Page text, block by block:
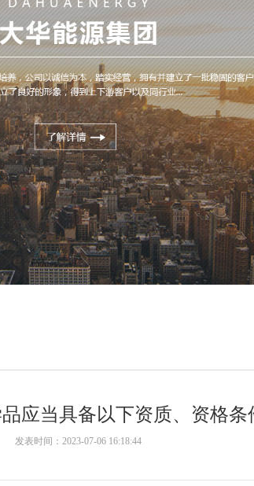
应当具备以下资质、资格条
发表时间：2023-07-06 16:18:44